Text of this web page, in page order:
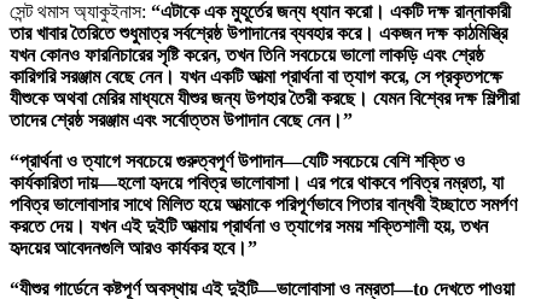
সেন্ট থমাস অ্যাকুইনাস: “এটাকে এক মুহূর্তের জন্য ধ্যান করো। একটি দক্ষ রান্নাকারী
তার খাবার তৈরিতে শুধুমাত্র সর্বশ্রেষ্ঠ উপাদানের ব্যবহার করে। একজন দক্ষ কাঠমিস্ত্রি
যখন কোনও ফারনিচারের সৃষ্টি করেন, তখন তিনি সবচেয়ে ভালো লাকড়ি এবং শ্রেষ্ঠ
কারিগরি সরঞ্জাম বেছে নেন। যখন একটি আত্মা প্রার্থনা বা ত্যাগ করে, সে প্রকৃতপক্ষে
যীশুকে অথবা মেরির মাধ্যমে যীশুর জন্য উপহার তৈরী করছে। যেমন বিশ্বের দক্ষ শিল্পীরা
তাদের শ্রেষ্ঠ সরঞ্জাম এবং সর্বোত্তম উপাদান বেছে নেন।”
“প্রার্থনা ও ত্যাগে সবচেয়ে গুরুত্বপূর্ণ উপাদান—যেটি সবচেয়ে বেশি শক্তি ও
কার্যকারিতা দায়—হলো হৃদয়ে পবিত্র ভালোবাসা। এর পরে থাকবে পবিত্র নম্রতা, যা
পবিত্র ভালোবাসার সাথে মিলিত হয়ে আত্মাকে পরিপূর্ণভাবে পিতার বান্ধবী ইচ্ছাতে সমর্পণ
করতে দেয়। যখন এই দুইটি আত্মায় প্রার্থনা ও ত্যাগের সময় শক্তিশালী হয়, তখন
হৃদয়ের আবেদনগুলি আরও কার্যকর হবে।”
“যীশুর গার্ডেনে কষ্টপূর্ণ অবস্থায় এই দুইটি—ভালোবাসা ও নম্রতা—to দেখতে পাওয়া